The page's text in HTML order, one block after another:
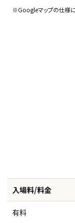
※Googleマップの仕様
入場料/料金
有料